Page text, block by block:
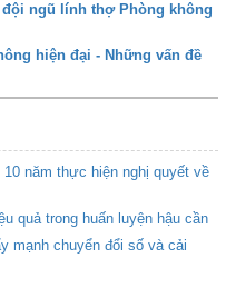
ngũ lính thợ Phòng không
hiện đại - Những vấn đề
năm thực hiện nghị quyết về
quả trong huấn luyện hậu cần
mạnh chuyển đổi số và cải